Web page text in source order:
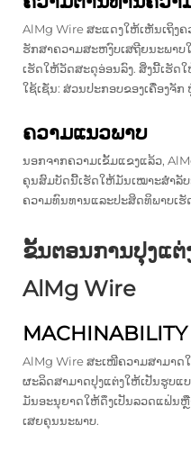
AlMg Wire ສະແດງໃຫ້ເຫັນເຖິງ
ຮັກສາຄວາມສະຫງົບເສຖີຍນະພາ
ເຮັດໃຫ້ວັດສະດຸອ່ອນລົງ. ສິ່ງນີ້ເຮັດ
ໃຊ້ເຊັ່ນ: ສ່ວນປະກອບຂອງເຄື່ອງຈັກ
ຄວາມແນວພາບ
ນອກຈາກຄວາມເຂັ້ມແຂງແລ້ວ,
ຄຸນສົມບັດນີ້ເຮັດໃຫ້ມັນເໝາະສຳລັ
ຄວາມທົນທານແລະປະສິດທິພາບເຮັ
ຂັ້ນຕອນການປຸງແ
AlMg Wire
MACHINABILITY
AlMg Wire ສະເໜີຄວາມສາມາດ
ຜະລິດສາມາດປຸງແຕ່ງໃຫ້ເປັນຮູບແ
ມັນອະນຸຍາດໃຫ້ດຶງເປັນລວດແຟ່ນ
ເສຍຄຸນນະພາບ.